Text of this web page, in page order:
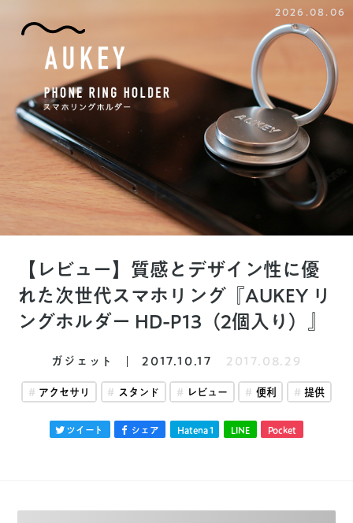
2026.08.06
【レビュー】質感とデザイン性に優
れた次世代スマホリング『AUKEY リ
ングホルダー HD-P13（2個入り）』
ガジェット 2017.10.17 2017.08.29
アクセサリ スタンド レビュー 便利 提供
ツイート シェア Hatena1 LINE Pocket